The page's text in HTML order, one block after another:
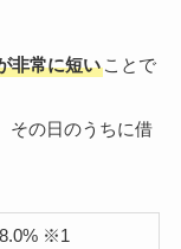
非常に短いことで
その日のうちに借
※1